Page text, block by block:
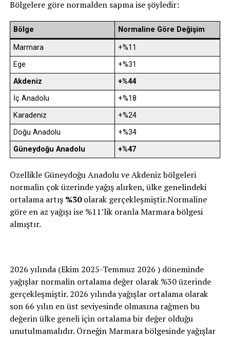
Bölgelere göre normalden sapma ise şöyledir:
Bölge Normaline Göre Değişim
Marmara
+%11
Ege
+%31
Akdeniz
+%44
İç Anadolu
+%18
Karadeniz
+%24
Doğu Anadolu
+%34
Güneydoğu Anadolu
+%47
Özellikle Güneydoğu Anadolu ve Akdeniz bölgeleri
normalin çok üzerinde yağış alırken, ülke genelindeki
ortalama artış %30olarak gerçekleşmiştir.Normaline
göre en az yağışı ise %11’lik oranla Marmara bölgesi
almıştır.
2026 yılında (Ekim 2025-Temmuz 2026 ) döneminde
yağışlar normalin ortalama değer olarak %30 üzerinde
gerçekleşmiştir. 2026 yılında yağışlar ortalama olarak
son 66 yılın en üst seviyesinde olmasına rağmen bu
değerin ülke geneli için ortalama bir değer olduğu
unutulmamalıdır. Örneğin Marmara bölgesinde yağışlar